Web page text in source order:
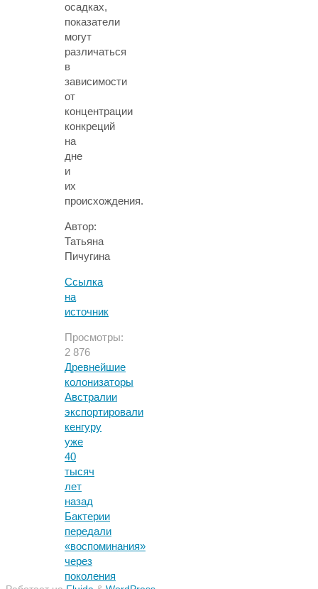
осадках,
показатели
могут
различаться
в
зависимости
от
концентрации
конкреций
на
дне
и
их
происхождения.
Автор:
Татьяна
Пичугина
Ссылка
на
источник
Просмотры:
2 876
Древнейшие
колонизаторы
Австралии
экспортировали
кенгуру
уже
40
тысяч
лет
назад
Бактерии
передали
«воспоминания»
через
поколения